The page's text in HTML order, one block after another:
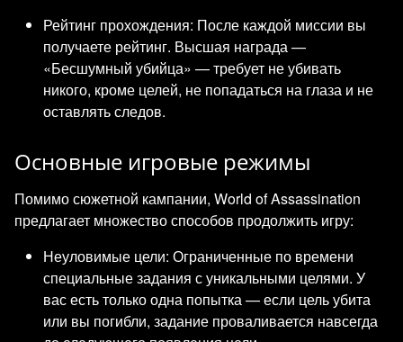
Рейтинг прохождения: После каждой миссии вы
получаете рейтинг. Высшая награда —
«Бесшумный убийца» — требует не убивать
никого, кроме целей, не попадаться на глаза и не
оставлять следов.
Основные игровые режимы
Помимо сюжетной кампании, World of Assassination
предлагает множество способов продолжить игру:
Неуловимые цели: Ограниченные по времени
специальные задания с уникальными целями. У
вас есть только одна попытка — если цель убита
или вы погибли, задание проваливается навсегда